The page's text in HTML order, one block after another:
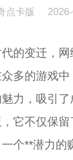
点卡版
代的变迁，
多的游戏
力，吸引
，它不仅保
个**潜力的